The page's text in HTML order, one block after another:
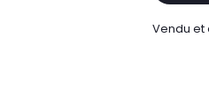
Vendu